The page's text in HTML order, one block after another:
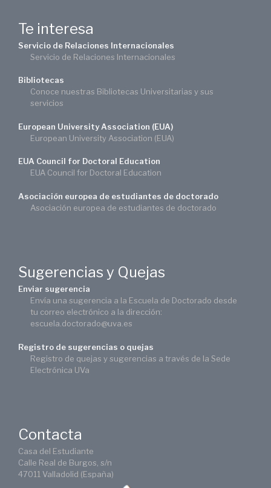
Te interesa
Servicio de Relaciones Internacionales
Servicio de Relaciones Internacionales
Bibliotecas
Conoce nuestras Bibliotecas Universitarias y sus
servicios
European University Association (EUA)
European University Association (EUA)
EUA Council for Doctoral Education
EUA Council for Doctoral Education
Asociación europea de estudiantes de doctorado
Asociación europea de estudiantes de doctorado
Sugerencias y Quejas
Enviar sugerencia
Envía una sugerencia a la Escuela de Doctorado desde
tu correo electrónico a la dirección:
escuela.doctorado@uva.es
Registro de sugerencias o quejas
Registro de quejas y sugerencias a través de la Sede
Electrónica UVa
Contacta
Casa del Estudiante
Calle Real de Burgos, s/n
47011 Valladolid (España)